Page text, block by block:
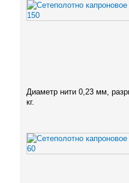
Диаметр нити 0,23 мм,
кг.